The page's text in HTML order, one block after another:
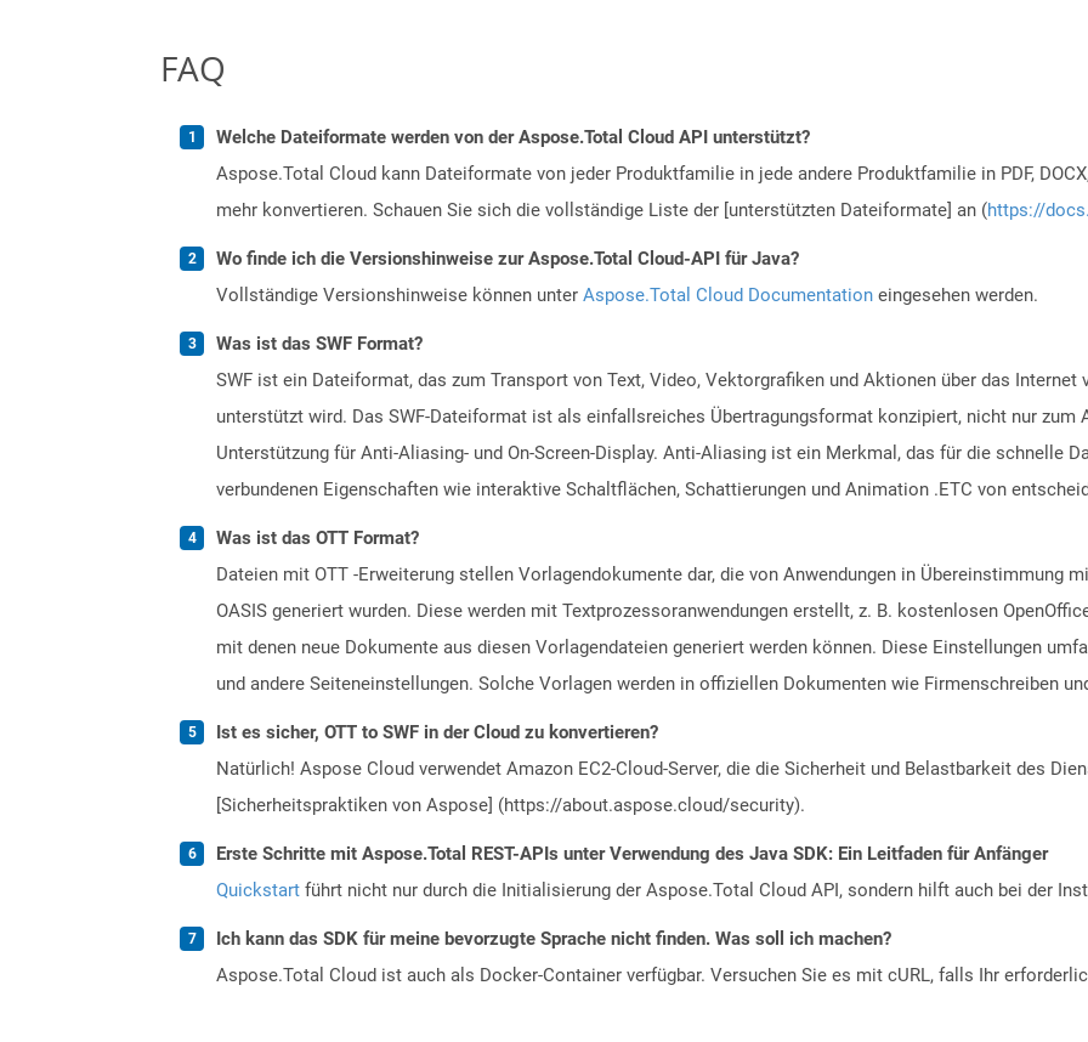
FAQ
Welche Dateiformate werden von der Aspose.Total Cloud API unterstützt?
Aspose.Total Cloud kann Dateiformate von jeder Produktfamilie in jede andere Produktfamilie in PDF, DOCX,
mehr konvertieren. Schauen Sie sich die vollständige Liste der [unterstützten Dateiformate] an (https://
Wo finde ich die Versionshinweise zur Aspose.Total Cloud-API für Java?
Vollständige Versionshinweise können unter Aspose.Total Cloud Documentation eingesehen werden.
Was ist das SWF Format?
SWF ist ein Dateiformat, das zum Transport von Text, Video, Vektorgrafiken und Aktionen über das Internet
unterstützt wird. Das SWF-Dateiformat ist als einfallsreiches Übertragungsformat konzipiert, nicht nur zum
Unterstützung für Anti-Aliasing- und On-Screen-Display. Anti-Aliasing ist ein Merkmal, das für die schnelle
verbundenen Eigenschaften wie interaktive Schaltflächen, Schattierungen und Animation .ETC von
Was ist das OTT Format?
Dateien mit OTT -Erweiterung stellen Vorlagendokumente dar, die von Anwendungen in Übereinstimmung
OASIS generiert wurden. Diese werden mit Textprozessoranwendungen erstellt, z. B. kostenlosen
mit denen neue Dokumente aus diesen Vorlagendateien generiert werden können. Diese Einstellungen
und andere Seiteneinstellungen. Solche Vorlagen werden in offiziellen Dokumenten wie Firmenschreiben
Ist es sicher, OTT to SWF in der Cloud zu konvertieren?
Natürlich! Aspose Cloud verwendet Amazon EC2-Cloud-Server, die die Sicherheit und Belastbarkeit des
[Sicherheitspraktiken von Aspose] (https://about.aspose.cloud/security).
Erste Schritte mit Aspose.Total REST-APIs unter Verwendung des Java SDK: Ein Leitfaden für Anfänger
Quickstart führt nicht nur durch die Initialisierung der Aspose.Total Cloud API, sondern hilft auch bei der
Ich kann das SDK für meine bevorzugte Sprache nicht finden. Was soll ich machen?
Aspose.Total Cloud ist auch als Docker-Container verfügbar. Versuchen Sie es mit cURL, falls Ihr